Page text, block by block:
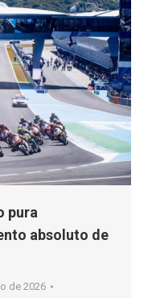
pura
absoluto de
de 2026